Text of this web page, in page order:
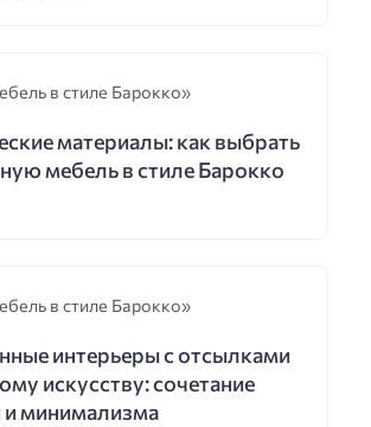
в стиле Барокко»
материалы: как выбрать
мебель в стиле Барокко
в стиле Барокко»
интерьеры с отсылками
искусству: сочетание
минимализма